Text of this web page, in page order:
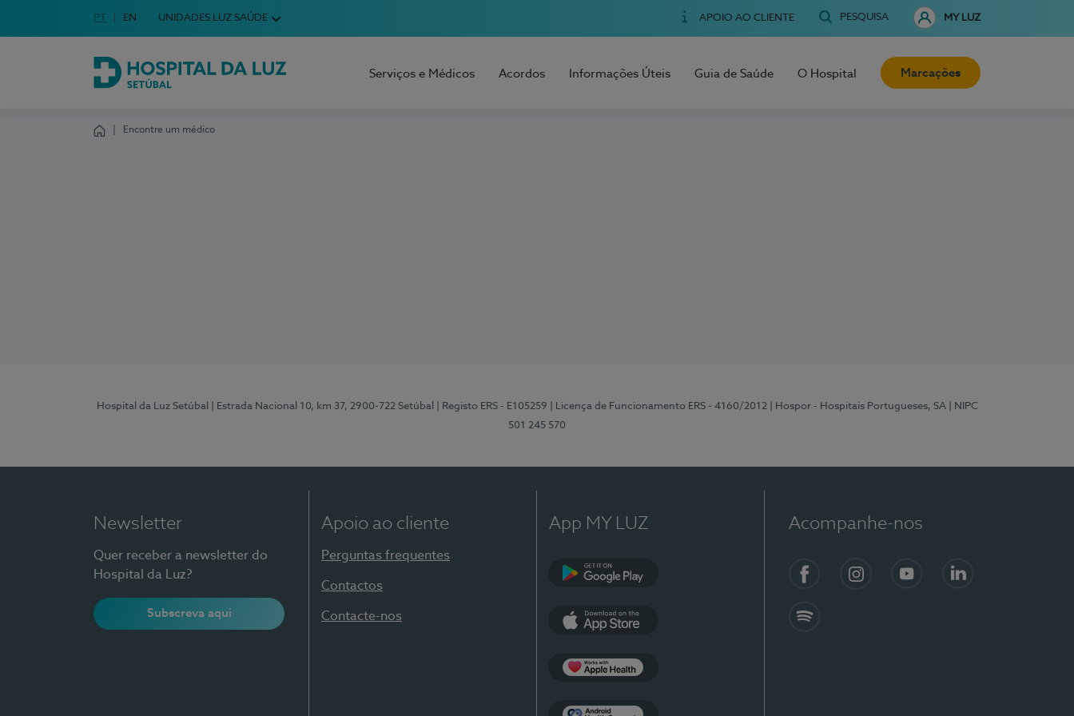
Escolha o seu idioma
Idioma em Português
PT English Language
EN UNIDADES LUZ SAÚDE APOIO AO CLIENTE PESQUISA MY LUZ
Hospital da Luz Setúbal
Serviços e Médicos Acordos Informações Úteis Guia de Saúde O Hospital Marcações
Encontre um médico
Hospital da Luz Setúbal | Estrada Nacional 10, km 37, 2900-722 Setúbal | Registo ERS - E105259 | Licença de Funcionamento ERS - 4160/2012 | Hospor - Hospitais Portugueses, SA
| NIPC
501 245 570
Newsletter
Quer receber a newsletter do
Hospital da Luz?
Subscreva aqui
Apoio ao cliente
Perguntas frequentes
Contactos
Contacte-nos
App MY LUZ Acompanhe-nos